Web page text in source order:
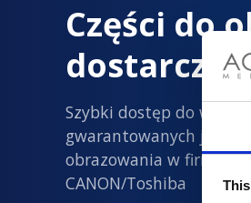
Części do
Szybki dostęp do
gwarantowanych jakości
obrazowania w firmach
CANON/Toshiba